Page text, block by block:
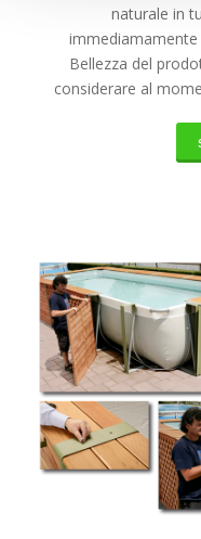
naturale in
Bellezza del
considerare al